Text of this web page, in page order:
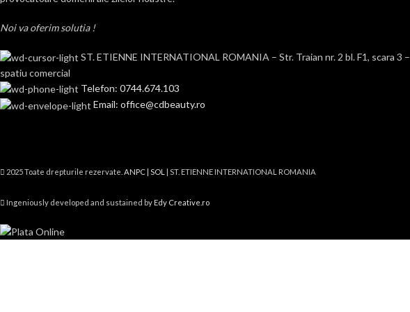
Noi va oferim solutia !
ST. ETIENNE INTERNATIONAL ROMANIA – Str. Traian nr. 2 bl. F1, scara 3 –
spatiu comercial
Telefon: 0744.674.103
Email: office@cdbeauty.ro
2025 Toate drepturile rezervate. ANPC | SOL | ST. ETIENNE INTERNATIONAL ROMANIA
Ingeniously developed and sustained byEdy Creative.ro